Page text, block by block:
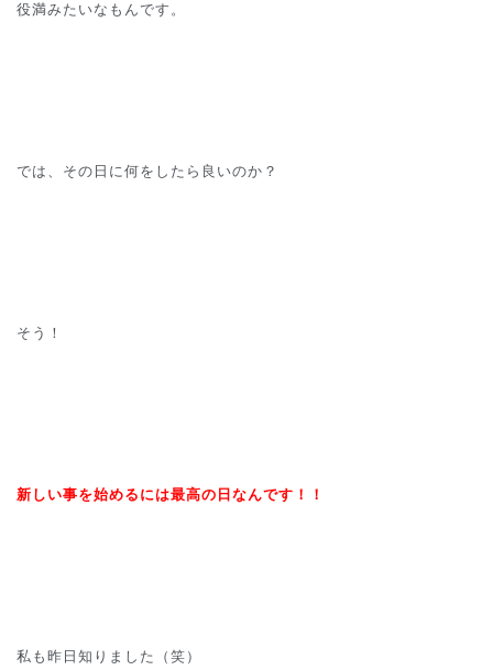
役満みたいなもんです。
では、その日に何をしたら良いのか？
そう！
新しい事を始めるには最高の日なんです！！
私も昨日知りました（笑）